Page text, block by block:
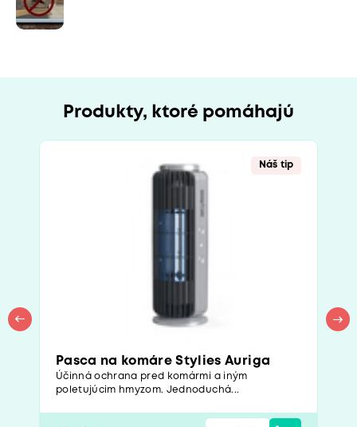
Produkty, ktoré pomáhajú
Náš tip
Pasca na komáre Stylies Auriga
Účinná ochrana pred komármi a iným
poletujúcim hmyzom. Jednoduchá...